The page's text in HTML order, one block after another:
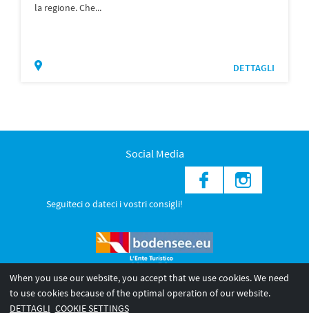
la regione. Che...
DETTAGLI
Social Media
Seguiteci o dateci i vostri consigli!
© 2026 Internationale Bodensee Tourismus GmbH
When you use our website, you accept that we use cookies. We need
to use cookies because of the optimal operation of our website.
DETTAGLI COOKIE SETTINGS